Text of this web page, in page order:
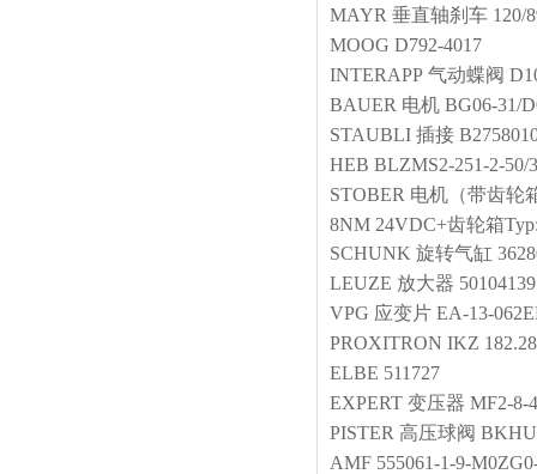
MAYR 垂直轴刹车 120/
MOOG D792-4017
INTERAPP 气动蝶阀
BAUER 电机 BG06-31/
STAUBLI 插接
HEB BLZMS2-251-2-50/
STOBER 电机（带齿轮
8NM 24VDC+齿轮箱
SCHUNK 旋转气缸
LEUZE 放大器
VPG 应变片 EA-13-
PROXITRON IKZ
ELBE 511727
EXPERT 变压器 MF2-8-
PISTER 高压球阀
AMF 555061-1-9-